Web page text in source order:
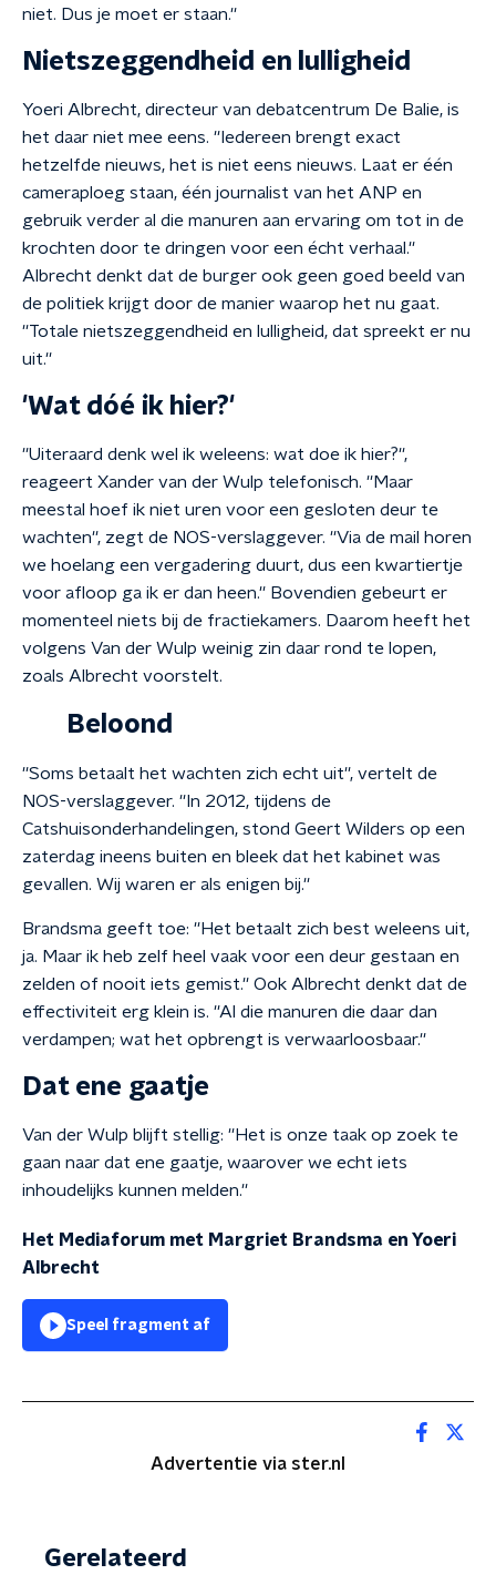
niet. Dus je moet er staan.''
Nietszeggendheid en lulligheid
Yoeri Albrecht, directeur van debatcentrum De Balie, is
het daar niet mee eens. ''Iedereen brengt exact
hetzelfde nieuws, het is niet eens nieuws. Laat er één
cameraploeg staan, één journalist van het ANP en
gebruik verder al die manuren aan ervaring om tot in de
krochten door te dringen voor een écht verhaal.''
Albrecht denkt dat de burger ook geen goed beeld van
de politiek krijgt door de manier waarop het nu gaat.
''Totale nietszeggendheid en lulligheid, dat spreekt er nu
uit.''
'Wat dóé ik hier?'
''Uiteraard denk wel ik weleens: wat doe ik hier?'',
reageert Xander van der Wulp telefonisch. ''Maar
meestal hoef ik niet uren voor een gesloten deur te
wachten'', zegt de NOS-verslaggever. ''Via de mail horen
we hoelang een vergadering duurt, dus een kwartiertje
voor afloop ga ik er dan heen.'' Bovendien gebeurt er
momenteel niets bij de fractiekamers. Daarom heeft het
volgens Van der Wulp weinig zin daar rond te lopen,
zoals Albrecht voorstelt.
Beloond
''Soms betaalt het wachten zich echt uit'', vertelt de
NOS-verslaggever. ''In 2012, tijdens de
Catshuisonderhandelingen, stond Geert Wilders op een
zaterdag ineens buiten en bleek dat het kabinet was
gevallen. Wij waren er als enigen bij.''
Brandsma geeft toe: ''Het betaalt zich best weleens uit,
ja. Maar ik heb zelf heel vaak voor een deur gestaan en
zelden of nooit iets gemist.'' Ook Albrecht denkt dat de
effectiviteit erg klein is. ''Al die manuren die daar dan
verdampen; wat het opbrengt is verwaarloosbaar.''
Dat ene gaatje
Van der Wulp blijft stellig: ''Het is onze taak op zoek te
gaan naar dat ene gaatje, waarover we echt iets
inhoudelijks kunnen melden.''
Het Mediaforum met Margriet Brandsma en Yoeri
Albrecht
Speel fragment af
Advertentie via ster.nl
Gerelateerd